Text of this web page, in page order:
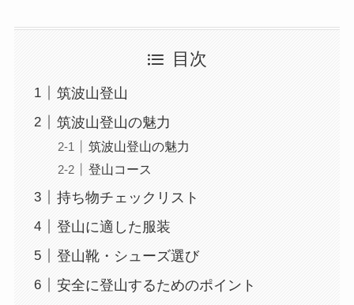
目次
筑波山登山
筑波山登山の魅力
筑波山登山の魅力
登山コース
持ち物チェックリスト
登山に適した服装
登山靴・シューズ選び
安全に登山するためのポイント